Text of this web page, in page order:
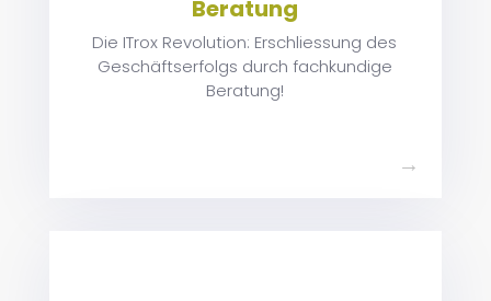
Beratung
Die ITrox Revolution: Erschliessung des
Geschäftserfolgs durch fachkundige
Beratung!